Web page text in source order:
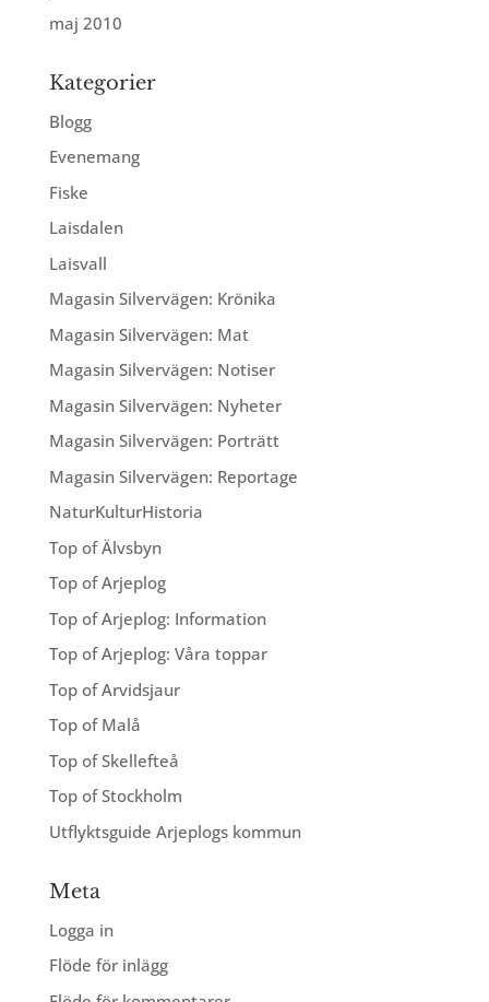
maj 2010
Kategorier
Blogg
Evenemang
Fiske
Laisdalen
Laisvall
Magasin Silvervägen: Krönika
Magasin Silvervägen: Mat
Magasin Silvervägen: Notiser
Magasin Silvervägen: Nyheter
Magasin Silvervägen: Porträtt
Magasin Silvervägen: Reportage
NaturKulturHistoria
Top of Älvsbyn
Top of Arjeplog
Top of Arjeplog: Information
Top of Arjeplog: Våra toppar
Top of Arvidsjaur
Top of Malå
Top of Skellefteå
Top of Stockholm
Utflyktsguide Arjeplogs kommun
Meta
Logga in
Flöde för inlägg